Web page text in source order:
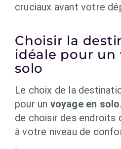
cruciaux avant votre
Choisir la
idéale pour un
solo
Le choix de la
pour un voyage en solo
de choisir des endroits
à votre niveau de